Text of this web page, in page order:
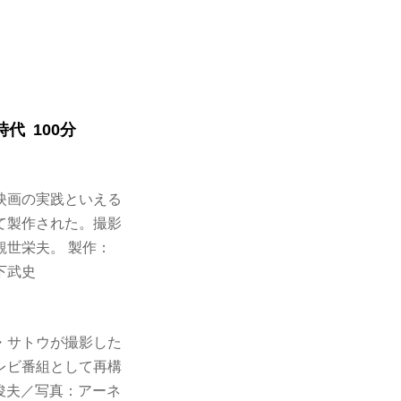
代 100分
画の実践といえる
製作された。撮影
栄夫。 製作：
武史
サトウが撮影した
ビ番組として再構
／写真：アーネ